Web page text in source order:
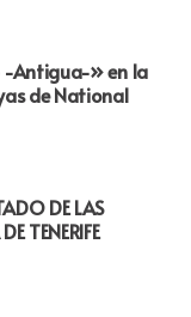
-Antigua-» en la
de National
DE LAS
TENERIFE